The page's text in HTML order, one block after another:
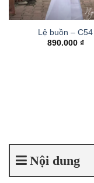
Lệ buồn – C54
890.000 ₫
Nội dung